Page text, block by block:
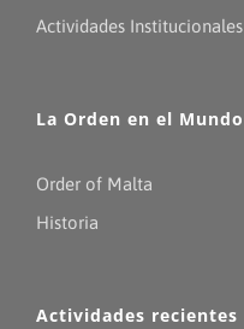
Actividades Institucionales
La Orden en el Mundo
Order of Malta
Historia
Actividades recientes